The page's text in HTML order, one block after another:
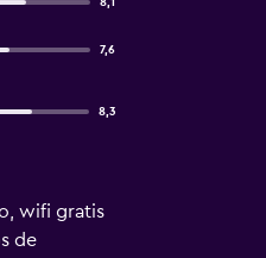
8,1
7,6
8,3
wifi gratis
de